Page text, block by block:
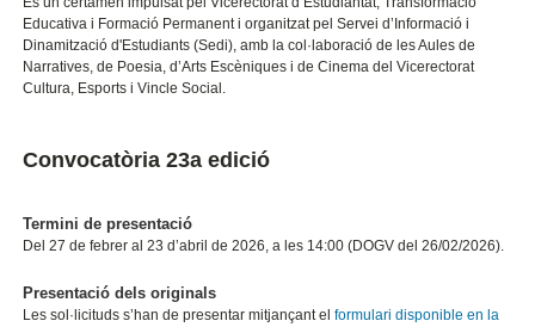
Educativa i Formació Permanenti organitzat pel Servei d’Informació i
Dinamització d'Estudiants (Sedi), amb la col·laboració de les Aules de
Narratives, de Poesia, d’Arts Escèniques i de Cinema delVicerectorat
Cultura, Esports i Vincle Social.
Convocatòria 23a edició
Termini de presentació
Del 27 de febrer al 23 d’abril de 2026, a les 14:00 (DOGV del 26/02/2026).
Presentació dels originals
Les sol·licituds s’han de presentar mitjançant elformulari disponible en la